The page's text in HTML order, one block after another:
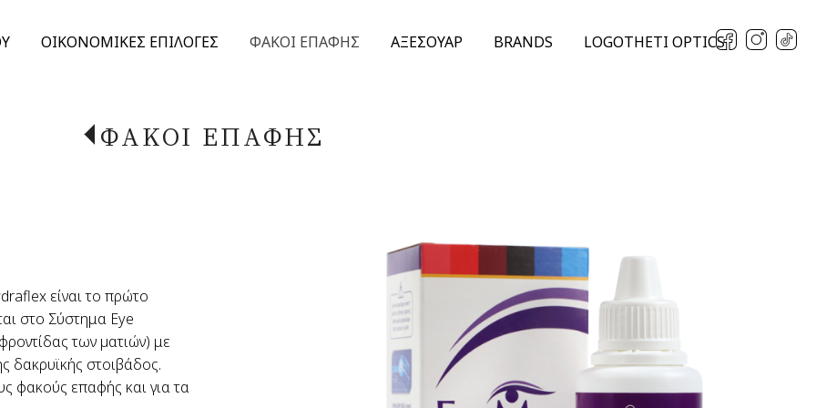
ΟΙΚΟΝΟΜΙΚΕΣ ΕΠΙΛΟΓΕΣ ΦΑΚΟΙ ΕΠΑΦΗΣ ΑΞΕΣΟΥΑΡ BRANDS LOGOTHETI OPTICS
ΦΑΚΟΙ ΕΠΑΦΗΣ
είναι το πρώτο
στο Σύστημα Eye
των µατιών) με
δακρυϊκής στοιβάδος.
φακούς επαφής και για τα